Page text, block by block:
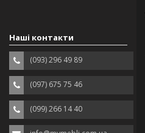
Наші контакти
(093) 296 49 89
(097) 675 75 46
(099) 266 14 40